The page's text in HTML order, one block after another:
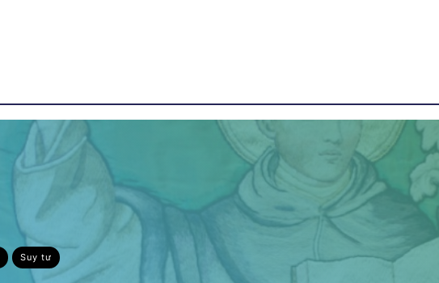
Suy tư